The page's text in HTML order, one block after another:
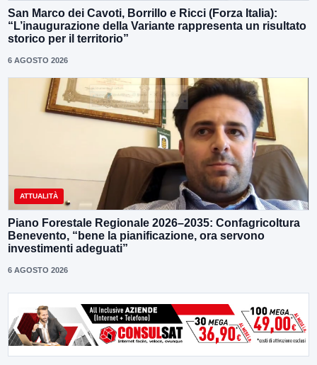
San Marco dei Cavoti, Borrillo e Ricci (Forza Italia):
“L’inaugurazione della Variante rappresenta un risultato
storico per il territorio”
6 AGOSTO 2026
ATTUALITÀ
Piano Forestale Regionale 2026–2035: Confagricoltura
Benevento, “bene la pianificazione, ora servono
investimenti adeguati”
6 AGOSTO 2026